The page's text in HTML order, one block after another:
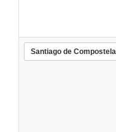
Santiago de Compostela